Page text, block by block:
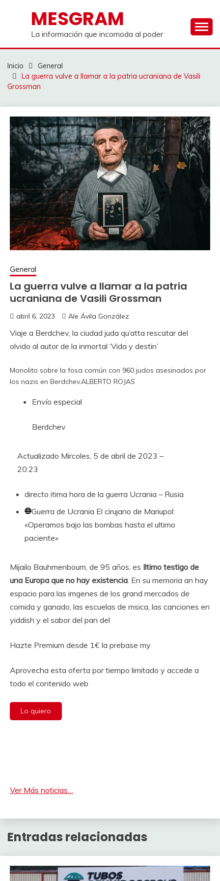
contenidoMESGRAM
La información que incomoda al poder
Inicio
General
La guerra vulve a llamar a la patria ucraniana de Vasili
Grossman
General
La guerra vulve a llamar a la patria
ucraniana de Vasili Grossman
abril 6, 2023 Ale Ávila González
Viaje a Berdchev, la ciudad juda qu’atta rescatar del
olvido al autor de la inmortal ‘Vida y destin’
Monolito sobre la fosa común con 960 judos asesinados por
los nazis en Berdchev.ALBERTO ROJAS
Envío especial
Berdchev
Actualizado Mircoles, 5 de abril de 2023 –
20:23
directo itima hora de la guerra Ucrania – Rusia
Guerra de Ucrania El cirujano de Mariupol:
«Operamos bajo las bombas hasta el ultimo
paciente»
Mijailo Bauhmenboum, de 95 años, es Iltimo testigo de
una Europa que no hay existencia. En su memoria an hay
espacio para las imgenes de los grand mercados de
comida y ganado, las escuelas de msica, las canciones en
yiddish y el sabor del pan del
Hazte Premium desde 1€ la prebase my
Aprovecha esta oferta por tiempo limitado y accede a
todo el contenido web
Lo quiero
Ver Más noticias…
Entradas relacionadas